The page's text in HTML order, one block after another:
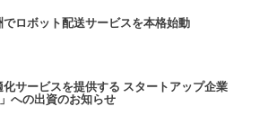
ロボット配送サービスを本格始動
化サービスを提供する スタートアップ企業
への出資のお知らせ